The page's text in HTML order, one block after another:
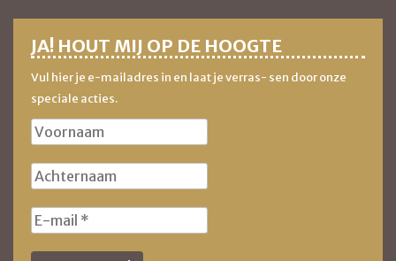
NAVIGATIE
JA! HOUT MIJ OP DE HOOGTE
Vul hier je e-mailadres in en laat je verras- sen door onze
speciale acties.